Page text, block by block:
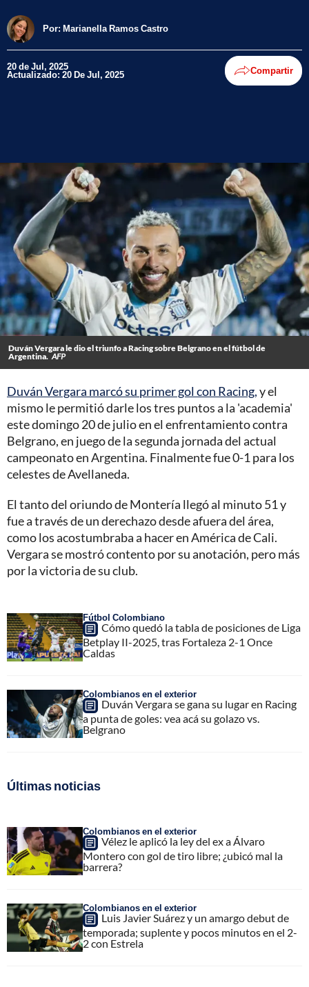
Por: Marianella Ramos Castro
20 de Jul, 2025
Actualizado: 20 De Jul, 2025 Compartir
Duván Vergara le dio el triunfo a Racing sobre Belgrano en el fútbol de
Argentina. AFP
Duván Vergara marcó su primer gol con Racing,y el
mismo le permitió darle los tres puntos a la 'academia'
este domingo 20 de julio en el enfrentamiento contra
Belgrano, en juego de la segunda jornada del actual
campeonato en Argentina. Finalmente fue 0-1 para los
celestes de Avellaneda.
El tanto del oriundo de Montería llegó al minuto 51 y
fue a través de un derechazo desde afuera del área,
como los acostumbraba a hacer en América de Cali.
Vergara se mostró contento por su anotación, pero más
por la victoria de su club.
Fútbol Colombiano
Cómo quedó la tabla de posiciones de Liga
Betplay II-2025, tras Fortaleza 2-1 Once
Caldas
Colombianos en el exterior
Duván Vergara se gana su lugar en Racing
a punta de goles: vea acá su golazo vs.
Belgrano
Últimas noticias
Colombianos en el exterior
Vélez le aplicó la ley del ex a Álvaro
Montero con gol de tiro libre; ¿ubicó mal la
barrera?
Colombianos en el exterior
Luis Javier Suárez y un amargo debut de
temporada; suplente y pocos minutos en el 2-
2 con Estrela